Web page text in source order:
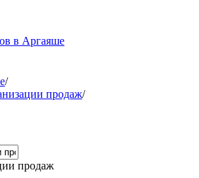
в Аргаяше
/
продаж/
продаж